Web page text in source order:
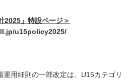
2025」特設ページ＞
u15policy2025/
用細則の一部改定は、U15カテゴリ